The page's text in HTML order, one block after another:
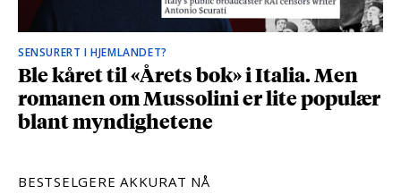
SENSURERT I HJEMLANDET?
Ble kåret til «Årets bok» i Italia. Men
romanen om Mussolini er lite populær
blant myndighetene
BESTSELGERE AKKURAT NÅ